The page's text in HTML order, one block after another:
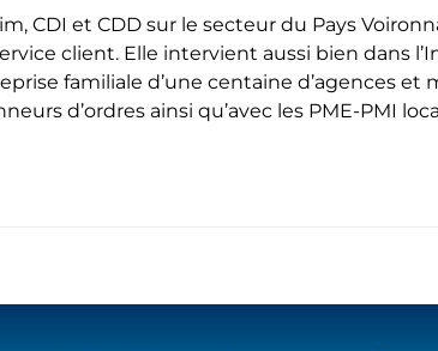
CDI et CDD sur le secteur du Pays
client. Elle intervient aussi bien dans
familiale d’une centaine d’agences et
d’ordres ainsi qu’avec les PME-PMI